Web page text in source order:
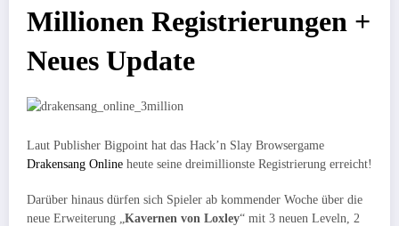
Millionen Registrierungen +
Neues Update
Laut Publisher Bigpoint hat das Hack’n Slay Browsergame
Drakensang Online heute seine dreimillionste Registrierung erreicht!
Darüber hinaus dürfen sich Spieler ab kommender Woche über die
neue Erweiterung „ Kavernen von Loxley“ mit 3 neuen Leveln, 2